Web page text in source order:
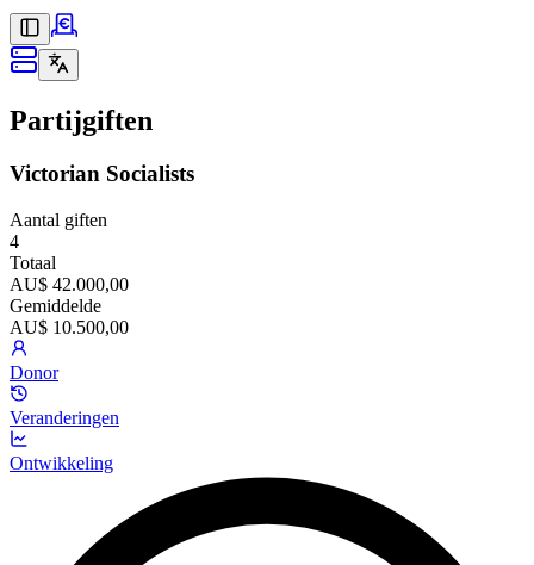
Partijgiften
Victorian Socialists
Aantal giften
4
Totaal
AU$ 42.000,00
Gemiddelde
AU$ 10.500,00
Donor
Veranderingen
Ontwikkeling